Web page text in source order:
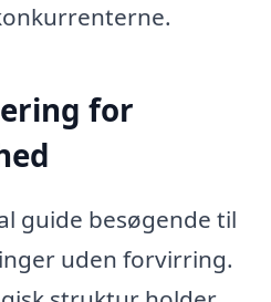
for
guide besøgende til
uden forvirring.